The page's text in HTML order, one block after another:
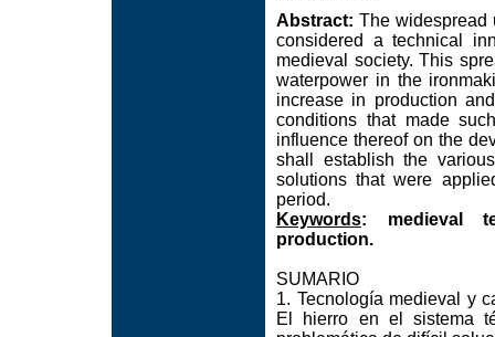
Abstract: The widespread
considered a technical
medieval society. This
waterpower in the
increase in production
conditions that made
influence thereof on the
shall establish the
solutions that were
period.
Keywords: medieval
production.
SUMARIO
1. Tecnología medieval y
El hierro en el sistema